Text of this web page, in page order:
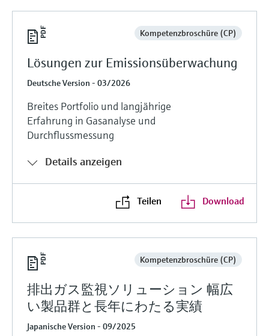
Kompetenzbroschüre (CP)
Lösungen zur Emissionsüberwachung
Deutsche Version - 03/2026
Breites Portfolio und langjährige
Erfahrung in Gasanalyse und
Durchflussmessung
Details anzeigen
Teilen Download
Kompetenzbroschüre (CP)
排出ガス監視ソリューション 幅広
い製品群と長年にわたる実績
Japanische Version - 09/2025